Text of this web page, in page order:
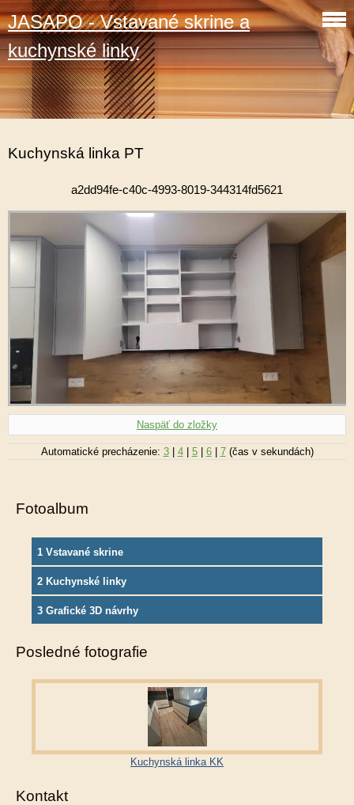
JASAPO - Vstavané skrine a
kuchynské linky
Kuchynská linka PT
a2dd94fe-c40c-4993-8019-344314fd5621
Naspäť do zložky
Automatické precházenie: 3| 4| 5| 6| 7(čas v sekundách)
Fotoalbum
1 Vstavané skrine
2 Kuchynské linky
3 Grafické 3D návrhy
Posledné fotografie
Kuchynská linka KK
Kontakt